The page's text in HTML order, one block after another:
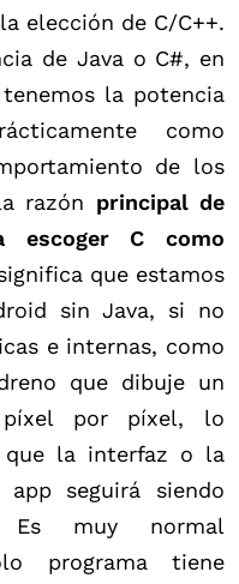
elección de C/C++.
de Java o C#, en
la potencia
como
de los
razón principal de
escoger C como
que estamos
sin Java, si no
e internas, como
que dibuje un
píxel por píxel, lo
que la interfaz o la
seguirá siendo
Es muy normal
programa tiene